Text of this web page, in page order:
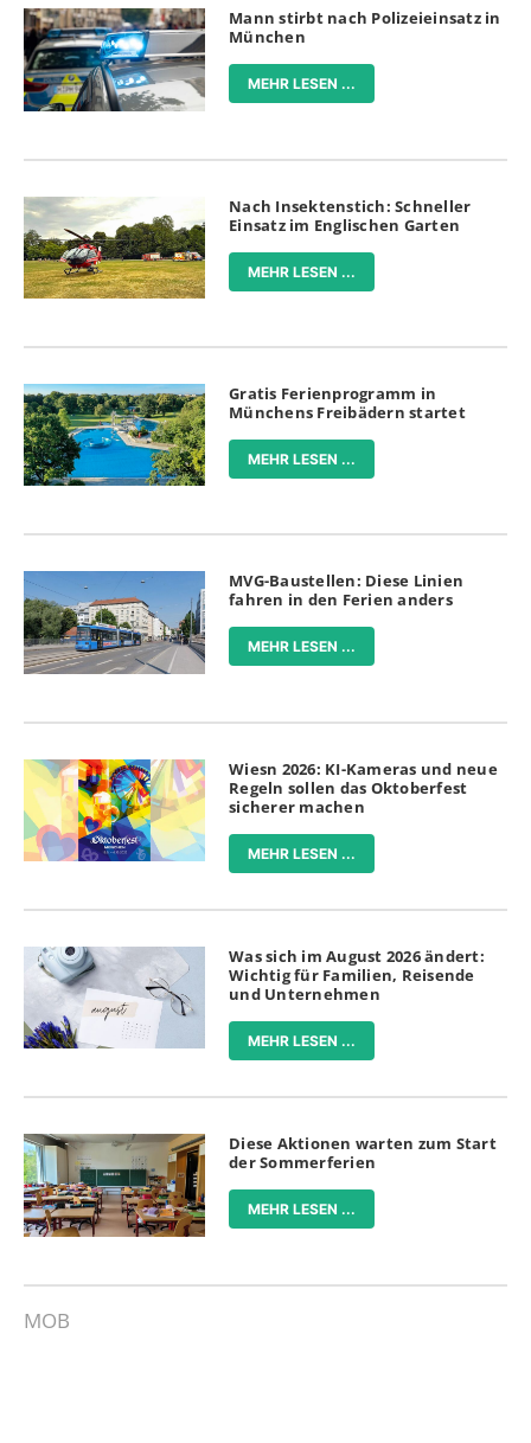
Mann stirbt nach Polizeieinsatz in
München
MEHR LESEN ...
Nach Insektenstich: Schneller
Einsatz im Englischen Garten
MEHR LESEN ...
Gratis Ferienprogramm in
Münchens Freibädern startet
MEHR LESEN ...
MVG-Baustellen: Diese Linien
fahren in den Ferien anders
MEHR LESEN ...
Wiesn 2026: KI-Kameras und neue
Regeln sollen das Oktoberfest
sicherer machen
MEHR LESEN ...
Was sich im August 2026 ändert:
Wichtig für Familien, Reisende
und Unternehmen
MEHR LESEN ...
Diese Aktionen warten zum Start
der Sommerferien
MEHR LESEN ...
MOB